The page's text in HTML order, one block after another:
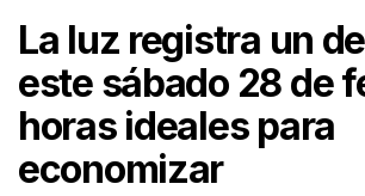
La luz registra un
este sábado 28 de
horas ideales para
economizar